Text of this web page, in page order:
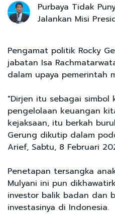
Purbaya Tidak
Jalankan Misi
Pengamat politik Rocky
jabatan Isa
dalam upaya pemerintah
"Dirjen itu sebagai simbol
pengelolaan keuangan
kejaksaan, itu berkah
Gerung dikutip dalam
Arief, Sabtu, 8 Februari
Penetapan tersangka
Mulyani ini pun
investor balik badan dan
investasinya di Indonesia.